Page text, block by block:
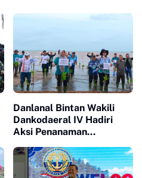
Danlanal Bintan Wakili
Dankodaeral IV Hadiri
Aksi Penanaman
Mangrove Sedunia 2026